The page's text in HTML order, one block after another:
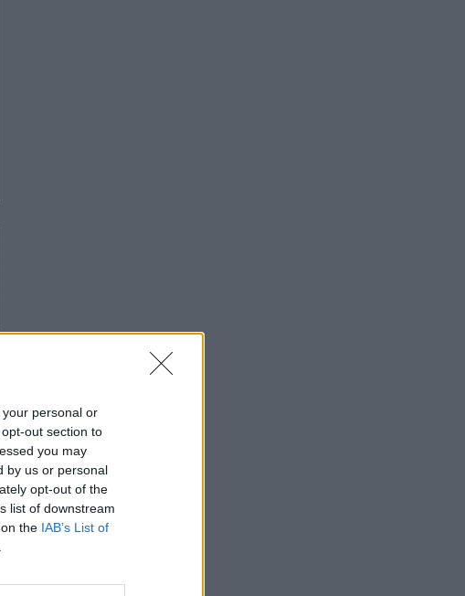
personal or
out section to
you may
by us or personal
opt-out of the
list of downstream
the IAB’s List of